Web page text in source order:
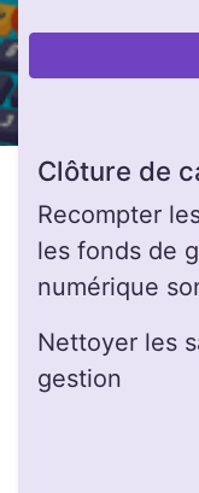
Clôture de
Recompter
les fonds de
numérique
Nettoyer les
gestion